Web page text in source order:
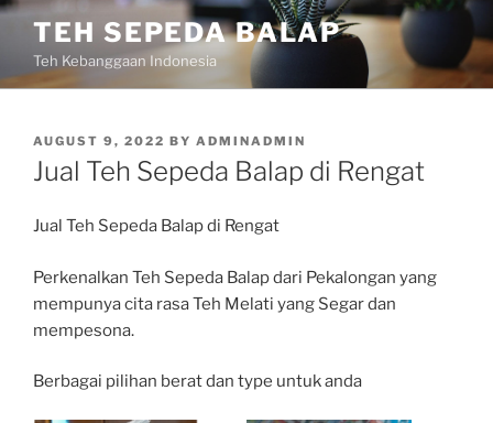
Skip
content
TEH SEPEDA BALAP
Teh Kebanggaan Indonesia
POSTED
ON
AUGUST 9, 2022 BY ADMINADMIN
Jual Teh Sepeda Balap di Rengat
Jual Teh Sepeda Balap di Rengat
Perkenalkan Teh Sepeda Balap dari Pekalongan yang
mempunya cita rasa Teh Melati yang Segar dan
mempesona.
Berbagai pilihan berat dan type untuk anda